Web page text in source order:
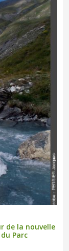
de la nouvelle
Parc